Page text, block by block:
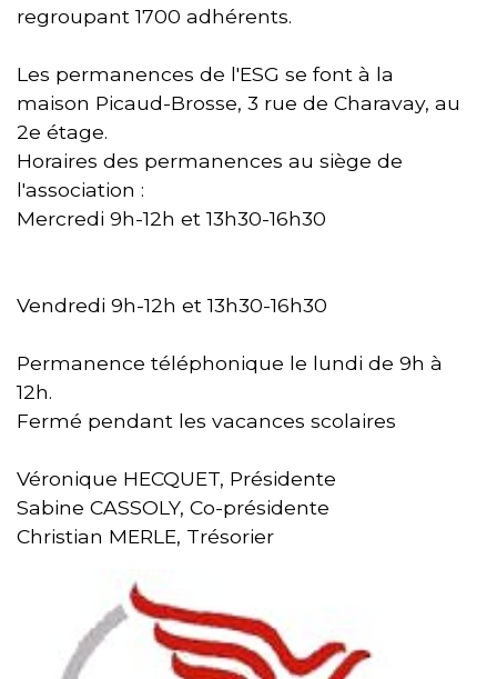
regroupant 1700 adhérents.
Les permanences de l'ESG se font à la
maison Picaud-Brosse, 3 rue de Charavay, au
2e étage.
Horaires des permanences au siège de
l'association :
Mercredi 9h-12h et 13h30-16h30
Vendredi 9h-12h et 13h30-16h30
Permanence téléphonique le lundi de 9h à
12h.
Fermé pendant les vacances scolaires
Véronique HECQUET, Présidente
Sabine CASSOLY, Co-présidente
Christian MERLE, Trésorier